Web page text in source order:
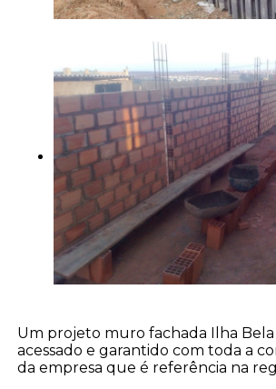
Um projeto muro fachada Ilha
acessado e garantido com toda a
da empresa que é referência na